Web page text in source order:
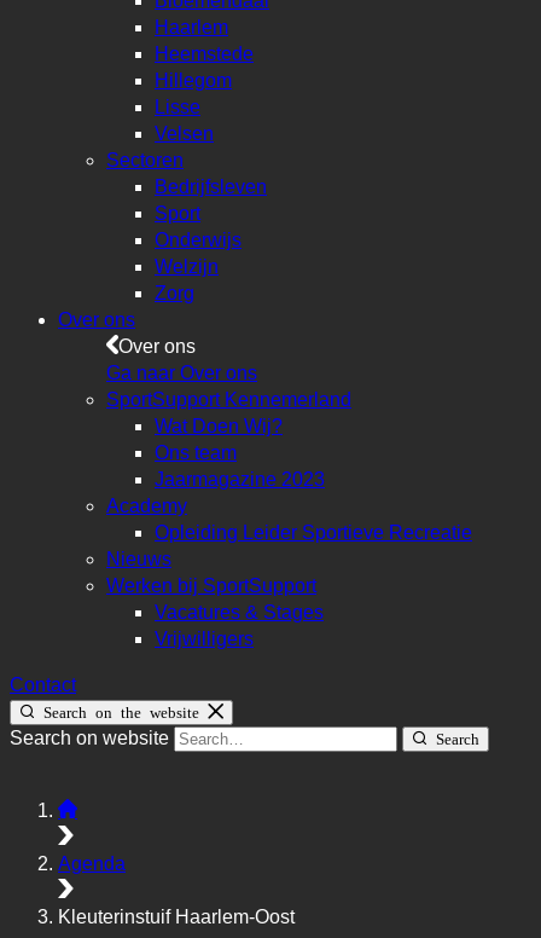
Haarlem
Heemstede
Hillegom
Lisse
Velsen
Sectoren
Bedrijfsleven
Sport
Onderwijs
Welzijn
Zorg
Over ons
Over ons
Ga naar Over ons
SportSupport Kennemerland
Wat Doen Wij?
Ons team
Jaarmagazine 2023
Academy
Opleiding Leider Sportieve Recreatie
Nieuws
Werken bij SportSupport
Vacatures & Stages
Vrijwilligers
Contact
Search on the website
Search on website Search
Agenda
Kleuterinstuif Haarlem-Oost